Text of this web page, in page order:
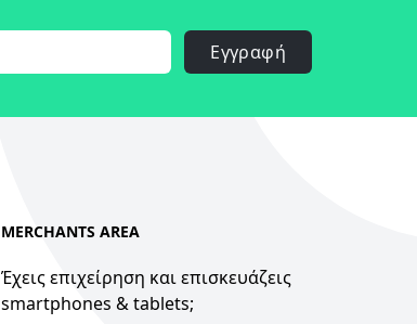
Εγγραφή
MERCHANTS AREA
Έχεις επιχείρηση και επισκευάζεις
smartphones & tablets;